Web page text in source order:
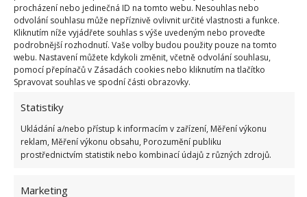
procházení nebo jedinečná ID na tomto webu. Nesouhlas nebo
odvolání souhlasu může nepříznivě ovlivnit určité vlastnosti a funkce.
Kliknutím níže vyjádřete souhlas s výše uvedeným nebo proveďte
podrobnější rozhodnutí. Vaše volby budou použity pouze na tomto
webu. Nastavení můžete kdykoli změnit, včetně odvolání souhlasu,
pomocí přepínačů v Zásadách cookies nebo kliknutím na tlačítko
Spravovat souhlas ve spodní části obrazovky.
Statistiky
Ukládání a/nebo přístup k informacím v zařízení, Měření výkonu
reklam, Měření výkonu obsahu, Porozumění publiku
prostřednictvím statistik nebo kombinací údajů z různých zdrojů.
Marketing
hřebíčku odpuzuje.
Další přírodní metody, jak se zbavit
hmyzu
Jestliže vás nezaujal přípravek na hmyz, existuje
ještě několik dalších přírodních surovin, s nimiž lze
bojovat proti této nechtěné návštěvě. Například
kávovásedlina je vhodná proti švábům, pro něž je